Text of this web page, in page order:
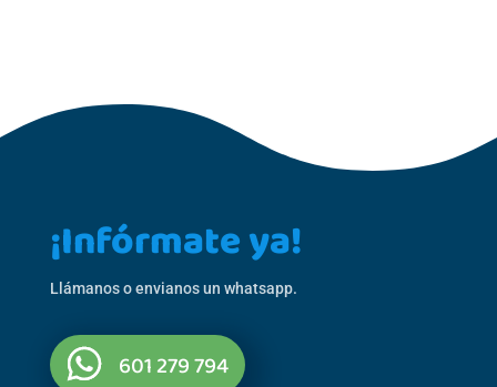
¡Infórmate ya!
Llámanos o envianos un whatsapp.
601 279 794